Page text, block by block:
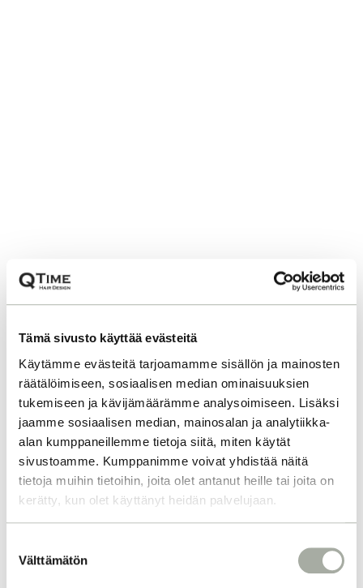
Tämä sivusto käyttää evästeitä
Käytämme evästeitä tarjoamamme sisällön ja mainosten
räätälöimiseen, sosiaalisen median ominaisuuksien
tukemiseen ja kävijämäärämme analysoimiseen. Lisäksi
jaamme sosiaalisen median, mainosalan ja analytiikka-
alan kumppaneillemme tietoja siitä, miten käytät
sivustoamme. Kumppanimme voivat yhdistää näitä
tietoja muihin tietoihin, joita olet antanut heille tai joita on
kerätty, kun olet käyttänyt heidän palvelujaan.
Välttämätön